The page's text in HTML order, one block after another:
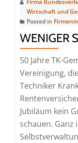
Firma
Wirtschaft und
Posted in
WENIGER
50 Jahre TK-
Vereinigung,
Techniker
Jubiläum kein
schauen. Ganz